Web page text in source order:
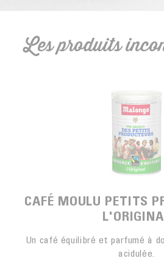
Les produits
CAFÉ MOULU PETITS
Un café équilibré et parfumé à
acidulée.